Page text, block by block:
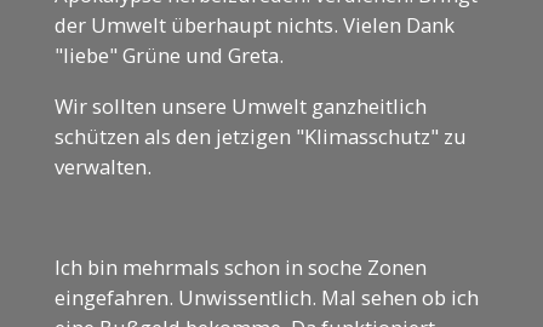
der Umwelt überhaupt nichts. Vielen Dank
"liebe" Grüne und Greta.
Wir sollten unsere Umwelt ganzheitlich
schützen als den jetzigen "Klimasschutz" zu
verwalten.
Ich bin mehrmals schon in soche Zonen
eingefahren. Unwissentlich. Mal sehen ob ich